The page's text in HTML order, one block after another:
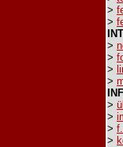
>
>
>
>
>
>
>
>
>
>